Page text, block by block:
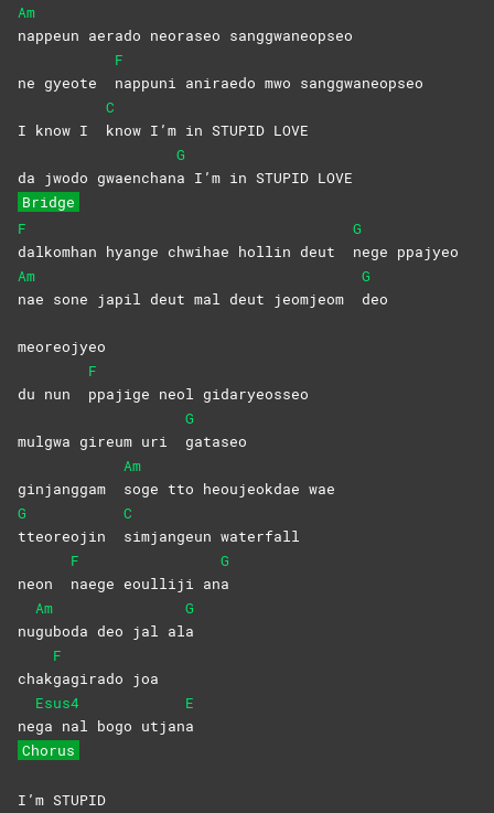
Am
nappeun aerado neoraseo sanggwaneopseo
ne gyeote
F
nappuni aniraedo mwo sanggwaneopseo
I know I
C
know I’m in STUPID LOVE
da jwodo gwaenchan
G
a I’m in STUPID LOVE
Bridge
F
dalkomhan hyange chwihae hollin deut
G
nege ppajyeo
Am
nae sone japil deut mal deut jeomjeom
G
deo
meoreojyeo
du nun
F
ppajige neol gidaryeosseo
mulgwa gireum uri
G
gataseo
ginjanggam
Am
soge tto heoujeokdae wae
G
tteoreojin
C
simjangeun waterfall
neon
F
naege eoulliji an
G
a
nu
Am
guboda deo jal al
G
a
chak
F
gagirado
joa
ne
Esus4
ga nal bogo utjan
E
a
Chorus
I’m STUPID